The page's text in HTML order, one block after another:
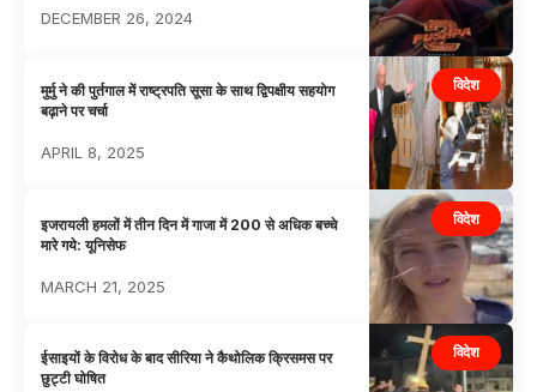
DECEMBER 26, 2024
विदेश
मुर्मु ने की पुर्तगाल में राष्ट्रपति सूसा के साथ द्विपक्षीय सहयोग
बढ़ाने पर चर्चा
APRIL 8, 2025
विदेश
इजरायली हमलों में तीन दिन में गाजा में 200 से अधिक बच्चे
मारे गये: यूनिसेफ
MARCH 21, 2025
विदेश
ईसाइयों के विरोध के बाद सीरिया ने कैथोलिक क्रिसमस पर
छुट्टी घोषित